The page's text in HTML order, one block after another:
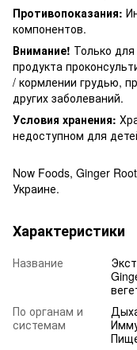
Противопоказания:
компонентов.
Внимание! Только
продукта
/ кормлении грудью,
других заболеваний.
Условия хранения:
недоступном для
Now Foods, Ginger
Украине.
Характеристики
Название
По органам и
системам